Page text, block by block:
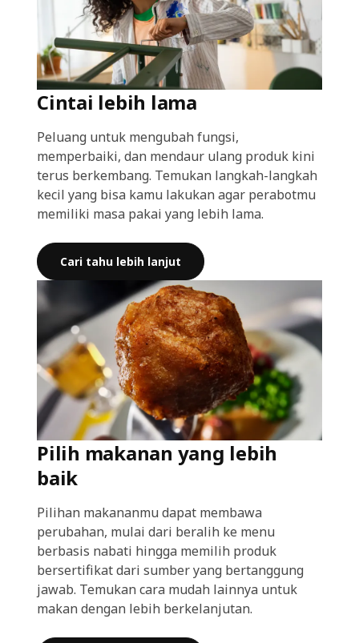
Cintai lebih lama
Peluang untuk mengubah fungsi,
memperbaiki, dan mendaur ulang produk kini
terus berkembang. Temukan langkah-langkah
kecil yang bisa kamu lakukan agar perabotmu
memiliki masa pakai yang lebih lama.
Cari tahu lebih lanjut
Pilih makanan yang lebih
baik
Pilihan makananmu dapat membawa
perubahan, mulai dari beralih ke menu
berbasis nabati hingga memilih produk
bersertifikat dari sumber yang bertanggung
jawab. Temukan cara mudah lainnya untuk
makan dengan lebih berkelanjutan.